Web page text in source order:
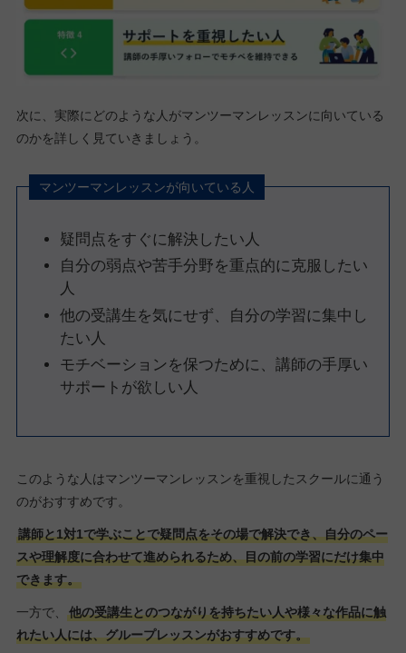
次に、実際にどのような人がマンツーマンレッスンに向いている
のかを詳しく見ていきましょう。
マンツーマンレッスンが向いている人
疑問点をすぐに解決したい人
自分の弱点や苦手分野を重点的に克服したい
人
他の受講生を気にせず、自分の学習に集中し
たい人
モチベーションを保つために、講師の手厚い
サポートが欲しい人
このような人はマンツーマンレッスンを重視したスクールに通う
のがおすすめです。
講師と1対1で学ぶことで疑問点をその場で解決でき、自分のペー
スや理解度に合わせて進められるため、目の前の学習にだけ集中
できます。
一方で、
他の受講生とのつながりを持ちたい人や様々な作品に触
れたい人には、グループレッスンがおすすめです。